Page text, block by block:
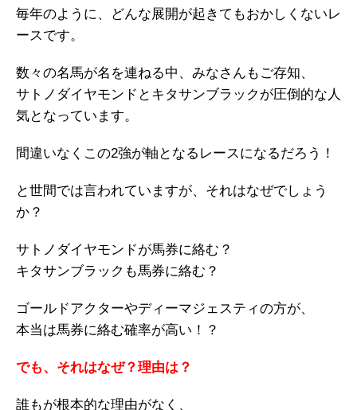
毎年のように、どんな展開が起きてもおかしくないレ
ースです。
数々の名馬が名を連ねる中、みなさんもご存知、
サトノダイヤモンドとキタサンブラックが圧倒的な人
気となっています。
間違いなくこの2強が軸となるレースになるだろう！
と世間では言われていますが、それはなぜでしょう
か？
サトノダイヤモンドが馬券に絡む？
キタサンブラックも馬券に絡む？
ゴールドアクターやディーマジェスティの方が、
本当は馬券に絡む確率が高い！？
でも、それはなぜ？理由は？
誰もが根本的な理由がなく、